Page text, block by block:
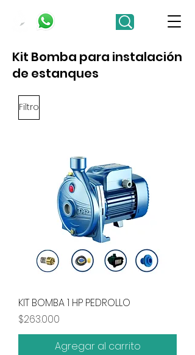
Kit Bomba para instalación
de estanques
Filtro
KIT BOMBA 1 HP PEDROLLO
Precio
$263.000
Agregar al carrito